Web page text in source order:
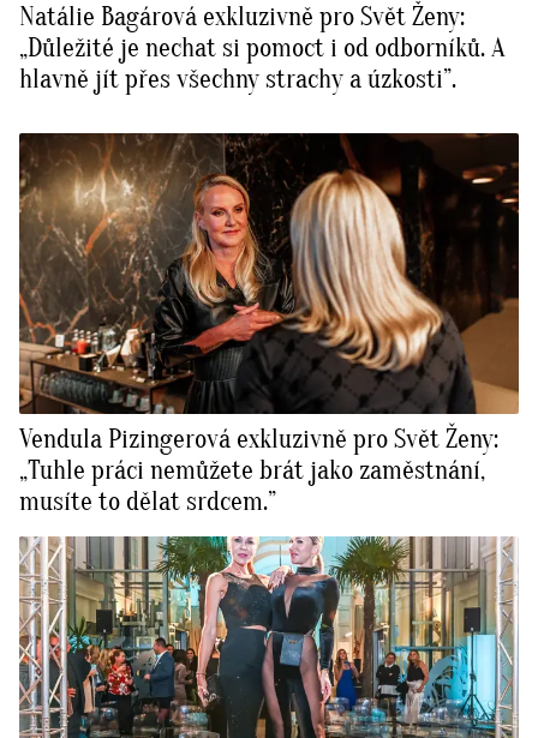
Natálie Bagárová exkluzivně pro Svět Ženy:
„Důležité je nechat si pomoct i od odborníků. A
hlavně jít přes všechny strachy a úzkosti”.
Vendula Pizingerová exkluzivně pro Svět Ženy:
„Tuhle práci nemůžete brát jako zaměstnání,
musíte to dělat srdcem.”